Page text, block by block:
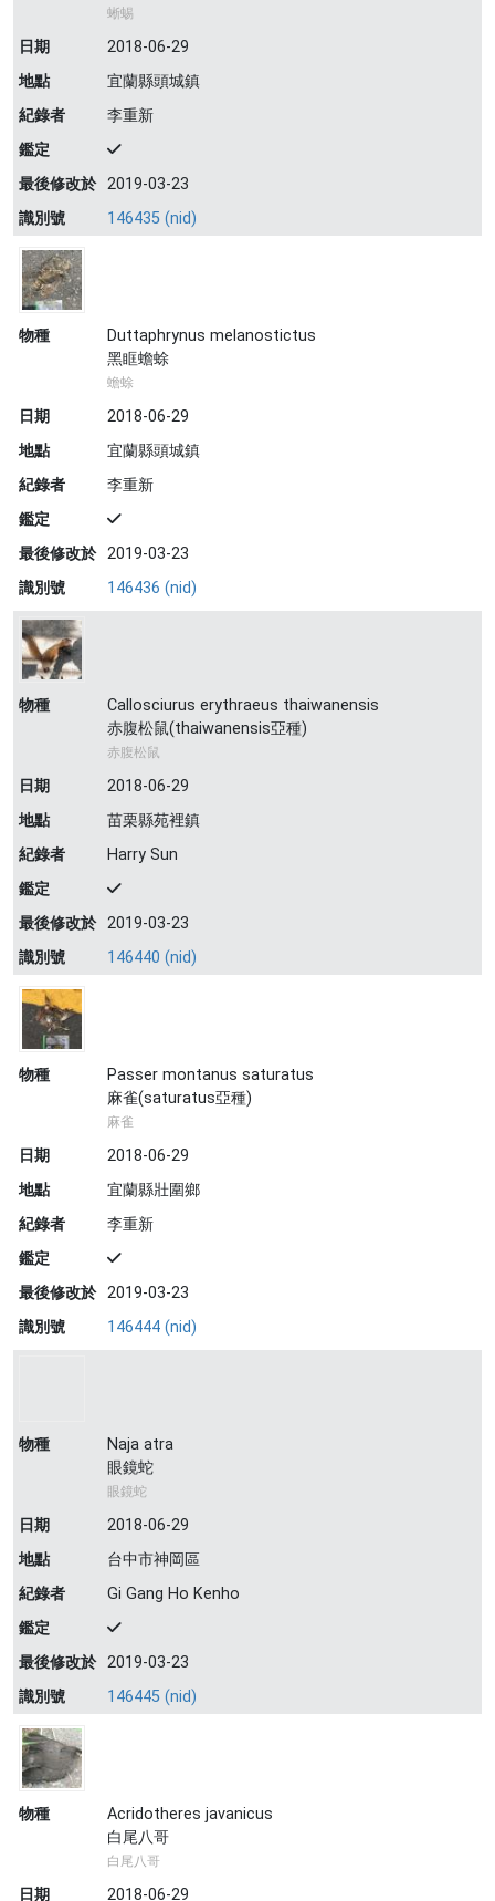
蜥蜴
日期
2018-06-29
地點
宜蘭縣頭城鎮
紀錄者
李重新
鑑定
最後修改於 2019-03-23
識別號
146435 (nid)
物種
Duttaphrynus melanostictus
黑眶蟾蜍
蟾蜍
日期
2018-06-29
地點
宜蘭縣頭城鎮
紀錄者
李重新
鑑定
最後修改於 2019-03-23
識別號
146436 (nid)
物種
Callosciurus erythraeus thaiwanensis
赤腹松鼠(thaiwanensis亞種)
赤腹松鼠
日期
2018-06-29
地點
苗栗縣苑裡鎮
紀錄者
Harry Sun
鑑定
最後修改於 2019-03-23
識別號
146440 (nid)
物種
Passer montanus saturatus
麻雀(saturatus亞種)
麻雀
日期
2018-06-29
地點
宜蘭縣壯圍鄉
紀錄者
李重新
鑑定
最後修改於 2019-03-23
識別號
146444 (nid)
物種
Naja atra
眼鏡蛇
眼鏡蛇
日期
2018-06-29
地點
台中市神岡區
紀錄者
Gi Gang Ho Kenho
鑑定
最後修改於 2019-03-23
識別號
146445 (nid)
物種
Acridotheres javanicus
白尾八哥
白尾八哥
日期 2018-06-29